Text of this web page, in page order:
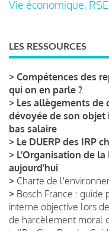
Vie économique,
LES RESSOURCES
> Compétences des
qui on en parle ?
> Les allègements de
dévoyée de son
bas salaire
> Le DUERP des IRP
> L’Organisation de
aujourd’hui
> Charte de
> Bosch France :
interne objective lors
de harcèlement moral